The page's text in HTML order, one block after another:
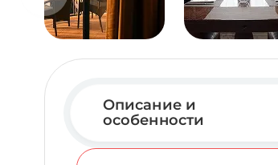
Описание и
особенности